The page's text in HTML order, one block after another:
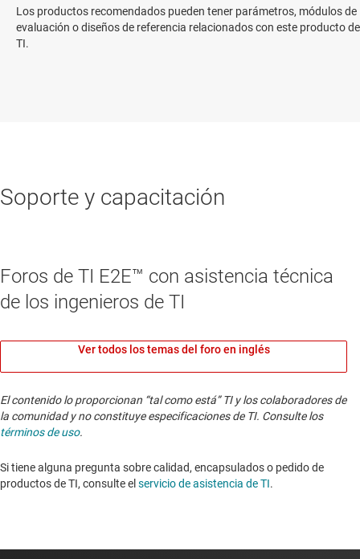
Los productos recomendados pueden tener parámetros, módulos de
evaluación o diseños de referencia relacionados con este producto de
TI.
Soporte y capacitación
Foros de TI E2E™ con asistencia técnica
de los ingenieros de TI
Ver todos los temas del foro en inglés
El contenido lo proporcionan “tal como está” TI y los colaboradores de
la comunidad y no constituye especificaciones de TI. Consulte los
términos de uso.
Si tiene alguna pregunta sobre calidad, encapsulados o pedido de
productos de TI, consulte el servicio de asistencia de TI. ​​​​​​​​​​​​​​